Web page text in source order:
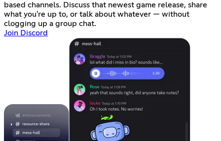
based channels. Discuss that newest game release, share
what you're up to, or talk about whatever — without
clogging up a group chat.
Join Discord